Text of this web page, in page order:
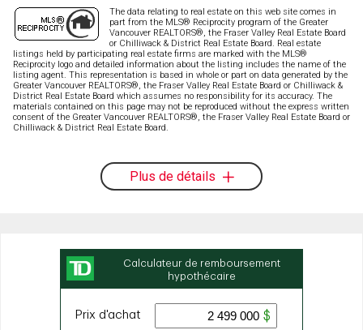
The data relating to real estate on this web site comes in
part from the MLS® Reciprocity program of the Greater
Vancouver REALTORS®, the Fraser Valley Real Estate Board
or Chilliwack & District Real Estate Board. Real estate
listings held by participating real estate firms are marked with the MLS®
Reciprocity logo and detailed information about the listing includes the name of the
listing agent. This representation is based in whole or part on data generated by the
Greater Vancouver REALTORS®, the Fraser Valley Real Estate Board or Chilliwack &
District Real Estate Board which assumes no responsibility for its accuracy. The
materials contained on this page may not be reproduced without the express written
consent of the Greater Vancouver REALTORS®, the Fraser Valley Real Estate Board or
Chilliwack & District Real Estate Board.
Plus de détails